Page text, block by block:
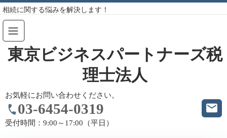
相続に関する悩みを解決します！
東京ビジネスパートナーズ税
理士法人
お気軽にお問い合わせください。
03-6454-0319
受付時間： 9:00～17:00（平日）